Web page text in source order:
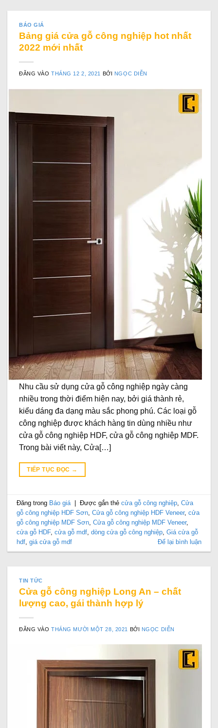
BÁO GIÁ
Bảng giá cửa gỗ công nghiệp hot nhất
2022 mới nhất
ĐĂNG VÀOTHÁNG 12 2, 2021 BỞI NGỌC DIỄN
Nhu cầu sử dụng cửa gỗ công nghiệp ngày càng
nhiều trong thời điểm hiện nay, bởi giá thành rẻ,
kiểu dáng đa dạng màu sắc phong phú. Các loại gỗ
công nghiệp được khách hàng tin dùng nhiều như
cửa gỗ công nghiệp HDF, cửa gỗ công nghiệp MDF.
Trong bài viết này, Cửa[…]
TIẾP TỤC ĐỌC →
Đăng trong Báo giá Được gắn thẻcửa gỗ công nghiệp ,Cửa
gỗ công nghiệp HDF Sơn ,Cửa gỗ công nghiệp HDF Veneer,cửa
gỗ công nghiệp MDF Sơn ,Cửa gỗ công nghiệp MDF Veneer,
cửa gỗ HDF,cửa gỗ mdf ,dòng cửa gỗ công nghiệp ,Giá cửa gỗ
hdf ,giá cửa gỗ mdf Để lại bình luận
TIN TỨC
Cửa gỗ công nghiệp Long An – chất
lượng cao, gái thành hợp lý
ĐĂNG VÀOTHÁNG MƯỜI MỘT 28, 2021 BỞI NGỌC DIỄN